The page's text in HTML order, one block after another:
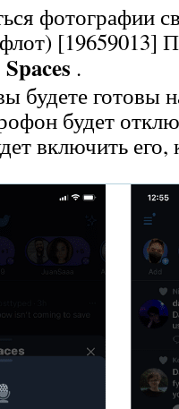
фотографии
флот) [19659013]
Spaces .
будете готовы
будет
включить